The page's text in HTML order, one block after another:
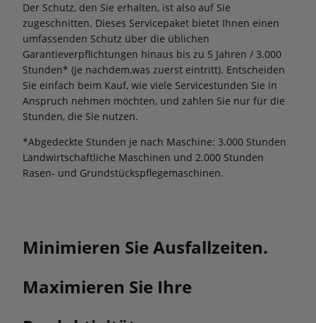
Der Schutz, den Sie erhalten, ist also auf Sie
zugeschnitten. Dieses Servicepaket bietet Ihnen einen
umfassenden Schutz über die üblichen
Garantieverpflichtungen hinaus bis zu 5 Jahren / 3.000
Stunden* (je nachdem,was zuerst eintritt). Entscheiden
Sie einfach beim Kauf, wie viele Servicestunden Sie in
Anspruch nehmen möchten, und zahlen Sie nur für die
Stunden, die Sie nutzen.
*Abgedeckte Stunden je nach Maschine: 3.000 Stunden
Landwirtschaftliche Maschinen und 2.000 Stunden
Rasen- und Grundstückspflegemaschinen.
Minimieren Sie Ausfallzeiten.
Maximieren Sie Ihre